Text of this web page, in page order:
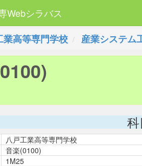
Webシラバス
業高等専門学校 産業システム
八戸工業高等専門学校
音楽(0100)
1M25